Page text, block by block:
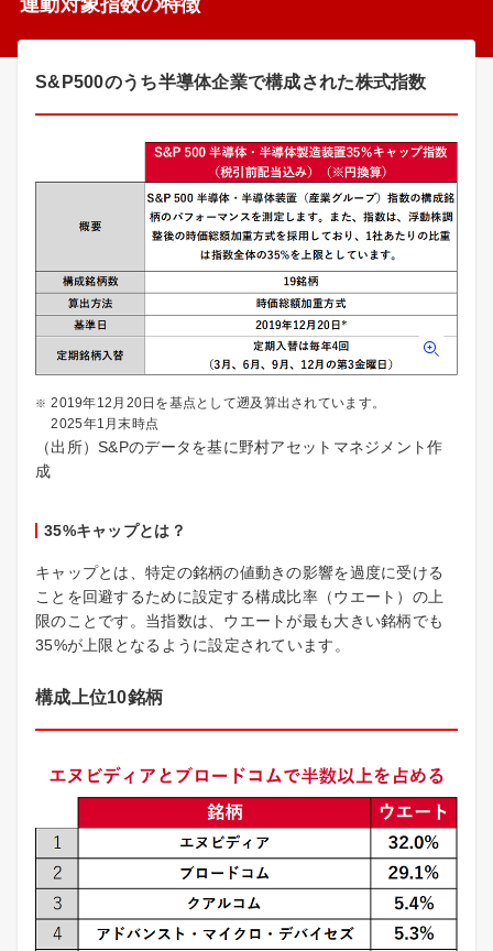
連動対象指数の特徴
S&P500のうち半導体企業で構成された株式指数
2019年12月20日を基点として遡及算出されています。
2025年1月末時点
（出所）S&Pのデータを基に野村アセットマネジメント作
成
35%キャップとは？
キャップとは、特定の銘柄の値動きの影響を過度に受ける
ことを回避するために設定する構成比率（ウエート）の上
限のことです。当指数は、ウエートが最も大きい銘柄でも
35%が上限となるように設定されています。
構成上位10銘柄